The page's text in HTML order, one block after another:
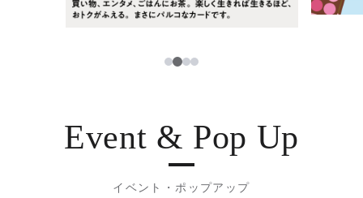
123
Event & Pop Up
イベント・ポップアップ